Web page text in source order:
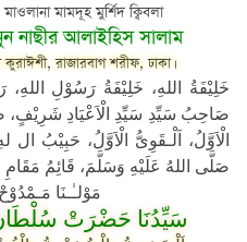
মামদূহ মুর্শিদ ক্বিবলা
নাছীর আলাইহিস সালাম
রাজারবাগ শরীফ, ঢাকা।
خَلِيْفَةُ اللهِ، خَلِيْفَةُ رَسُوْلِ
صَاحِبُ سَيِّدِ سَيِّدِ الْاَعْيَادِ شَرِيْفٍ،
الْاَوَّلُ، اَلْـقَوِىُّ الْاَوَّلُ، حَبِيْبُ
صَلَّى اللهُ عَلَيْهِ وَسَلَّمَ، قَائِمُ
مَوْلـٰـنَا
سَيِّدُنَا حَضْرَتْ سُلْطَانٌ